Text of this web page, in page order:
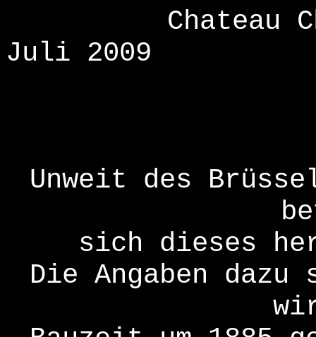
Chateau
Juli 2009
Unweit des
sich dieses
Die Angaben